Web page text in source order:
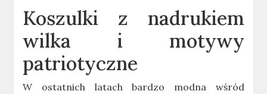
Koszulki z nadrukiem
wilka i motywy
patriotyczne
W ostatnich latach bardzo modna wśród